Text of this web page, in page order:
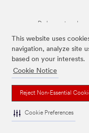
This website uses
navigation, analyze site
based on your interests.
Cookie Notice
Reject Non-Essential
Cookie Preferences
De bovenstaande